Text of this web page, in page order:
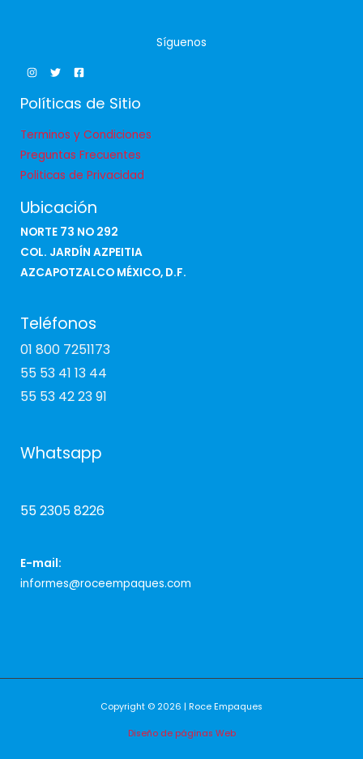
Síguenos
Políticas de Sitio
Terminos y Condiciones
Preguntas Frecuentes
Politicas de Privacidad
Ubicación
NORTE 73 NO 292
COL. JARDÍN AZPEITIA
AZCAPOTZALCO MÉXICO, D.F.
Teléfonos
01 800 7251173
55 53 41 13 44
55 53 42 23 91
Whatsapp
55 2305 8226
E-mail:
informes@roceempaques.com
Copyright © 2026 | Roce Empaques
Diseño de páginas Web